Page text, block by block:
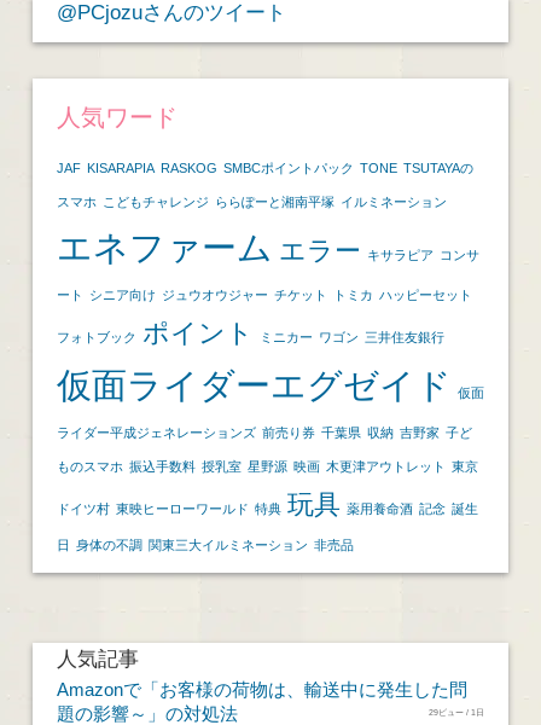
@PCjozuさんのツイート
人気ワード
JAF KISARAPIA RASKOG SMBCポイントパック TONE TSUTAYAの
スマホ こどもチャレンジ ららぽーと湘南平塚 イルミネーション
エネファーム エラー キサラピア コンサ
ート シニア向け ジュウオウジャー チケット トミカ ハッピーセット
フォトブック ポイント ミニカー ワゴン 三井住友銀行
仮面ライダーエグゼイド 仮面
ライダー平成ジェネレーションズ 前売り券 千葉県 収納 吉野家 子ど
ものスマホ 振込手数料 授乳室 星野源 映画 木更津アウトレット 東京
ドイツ村 東映ヒーローワールド 特典 玩具 薬用養命酒 記念 誕生
日 身体の不調 関東三大イルミネーション 非売品
人気記事
Amazonで「お客様の荷物は、輸送中に発生した問
題の影響～」の対処法
29ビュー / 1日